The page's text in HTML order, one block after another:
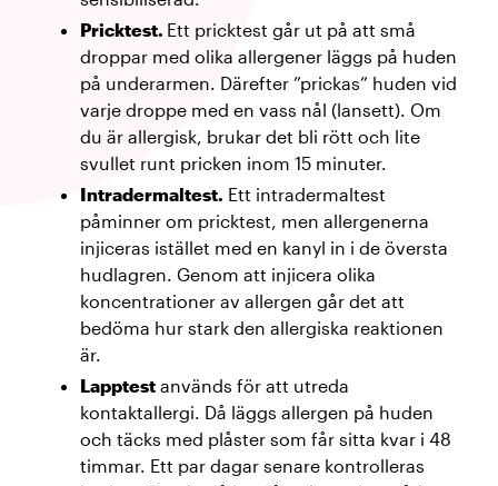
Pricktest. Ett pricktest går ut på att små
droppar med olika allergener läggs på huden
på underarmen. Därefter ”prickas” huden vid
varje droppe med en vass nål (lansett). Om
du är allergisk, brukar det bli rött och lite
svullet runt pricken inom 15 minuter.
Intradermaltest. Ett intradermaltest
påminner om pricktest, men allergenerna
injiceras istället med en kanyl in i de översta
hudlagren. Genom att injicera olika
koncentrationer av allergen går det att
bedöma hur stark den allergiska reaktionen
är.
Lapptest används för att utreda
kontaktallergi. Då läggs allergen på huden
och täcks med plåster som får sitta kvar i 48
timmar. Ett par dagar senare kontrolleras